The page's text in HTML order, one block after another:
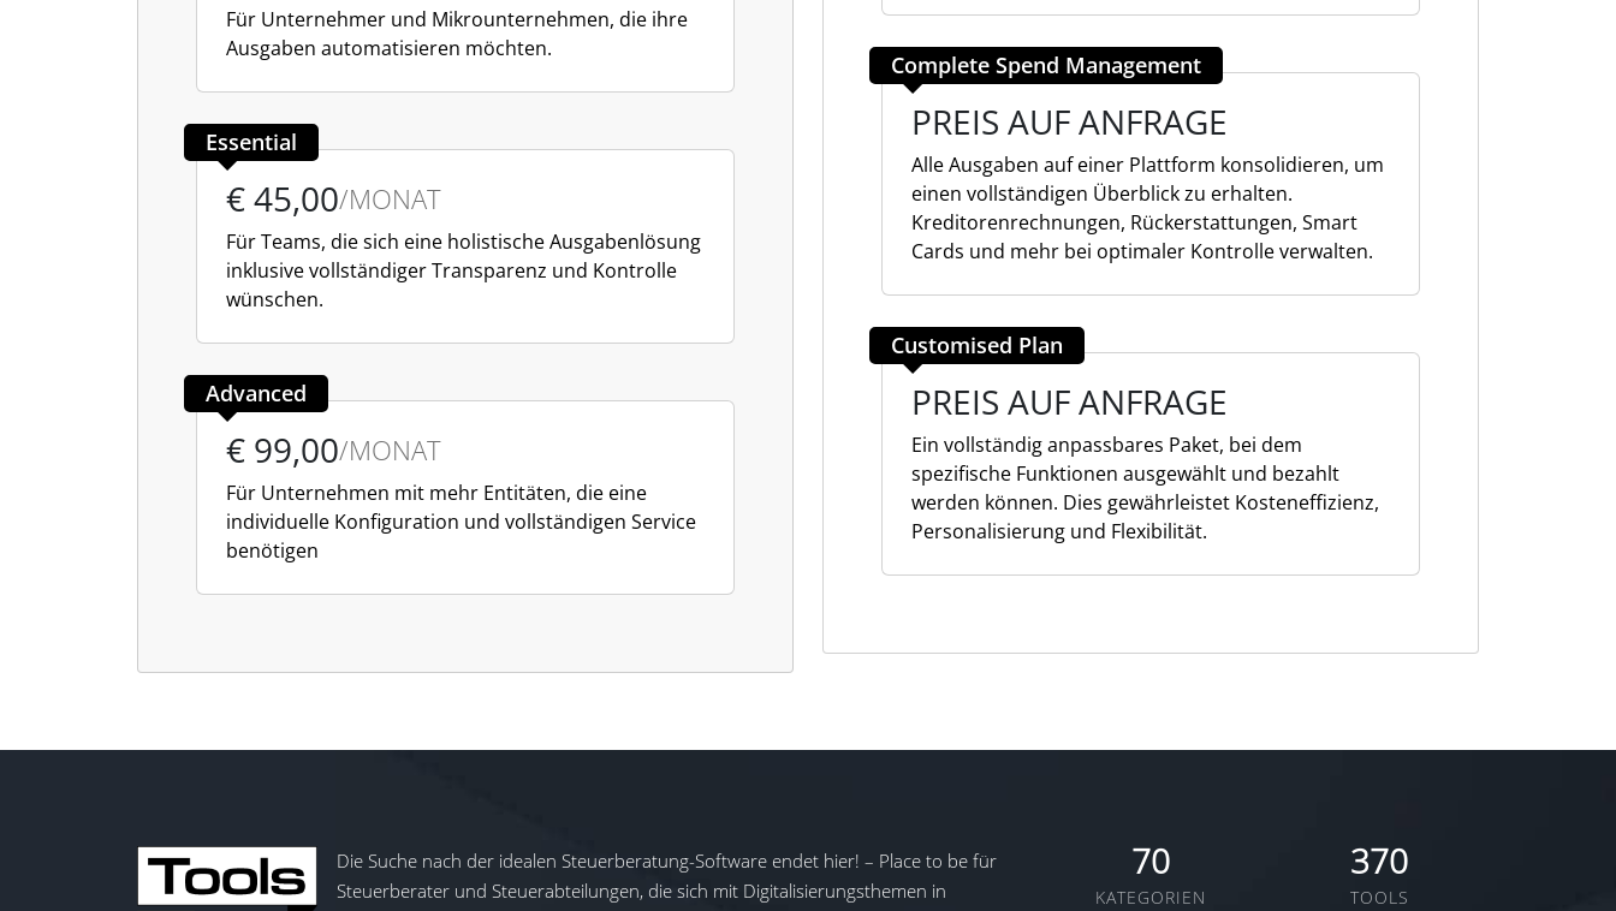
Für Unternehmer und Mikrounternehmen, die ihre
Ausgaben automatisieren möchten.
Essential
€ 45,00/MONAT
Für Teams, die sich eine holistische Ausgabenlösung
inklusive vollständiger Transparenz und Kontrolle
wünschen.
Advanced
€ 99,00/MONAT
Für Unternehmen mit mehr Entitäten, die eine
individuelle Konfiguration und vollständigen Service
benötigen
Complete Spend Management
PREIS AUF ANFRAGE
Alle Ausgaben auf einer Plattform konsolidieren, um
einen vollständigen Überblick zu erhalten.
Kreditorenrechnungen, Rückerstattungen, Smart
Cards und mehr bei optimaler Kontrolle verwalten.
Customised Plan
PREIS AUF ANFRAGE
Ein vollständig anpassbares Paket, bei dem
spezifische Funktionen ausgewählt und bezahlt
werden können. Dies gewährleistet Kosteneffizienz,
Personalisierung und Flexibilität.
Die Suche nach der idealen Steuerberatung-Software endet hier! – Place to be für
Steuerberater und Steuerabteilungen, die sich mit Digitalisierungsthemen in
70
KATEGORIEN
370
TOOLS